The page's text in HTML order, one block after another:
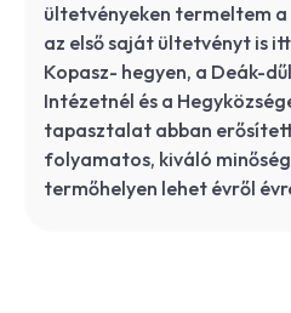
ültetvényeken termeltem a
az első saját ültetvényt is
Kopasz- hegyen, a Deák-
Intézetnél és a
tapasztalat abban
folyamatos, kiváló
termőhelyen lehet évről